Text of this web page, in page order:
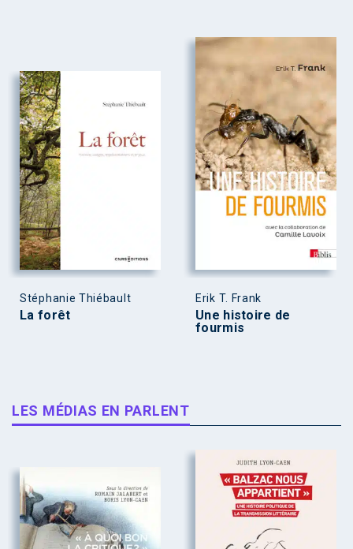
Stéphanie Thiébault
La forêt
Erik T. Frank
Une histoire de
fourmis
LES MÉDIAS EN PARLENT